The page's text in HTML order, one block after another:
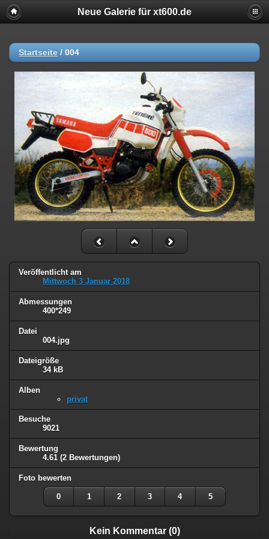
Neue Galerie für xt600.de
Startseite / 004
Veröffentlicht am
Mittwoch 3 Januar 2018
Abmessungen
400*249
Datei
004.jpg
Dateigröße
34 kB
Alben
privat
Besuche
9021
Bewertung
4.61 (2 Bewertungen)
Foto bewerten
0 1 2 3 4 5
Kein Kommentar (0)